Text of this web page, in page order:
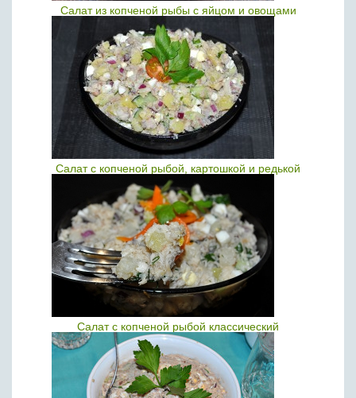
Салат из копченой рыбы с яйцом и овощами
Салат с копченой рыбой, картошкой и редькой
Салат с копченой рыбой классический